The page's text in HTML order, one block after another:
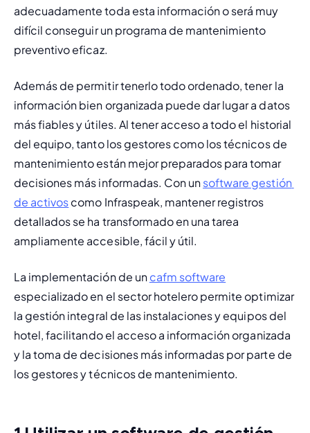
adecuadamente toda esta información o será muy
difícil conseguir un programa de mantenimiento
preventivo eficaz.
Además de permitir tenerlo todo ordenado, tener la
información bien organizada puede dar lugar a datos
más fiables y útiles. Al tener acceso a todo el historial
del equipo, tanto los gestores como los técnicos de
mantenimiento están mejor preparados para tomar
decisiones más informadas. Con un software gestión
de activos como Infraspeak, mantener registros
detallados se ha transformado en una tarea
ampliamente accesible, fácil y útil.
La implementación de un cafm software
especializado en el sector hotelero permite optimizar
la gestión integral de las instalaciones y equipos del
hotel, facilitando el acceso a información organizada
y la toma de decisiones más informadas por parte de
los gestores y técnicos de mantenimiento.